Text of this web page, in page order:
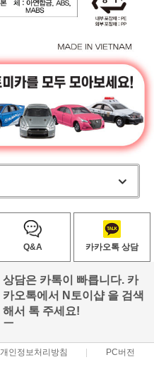
Q&A 카카오톡 상담
상담은 카톡이 빠릅니다. 카
카오톡에서 N토이샵 을 검색
해서 톡 주세요!
ㅡ
개인정보처리방침 PC버전